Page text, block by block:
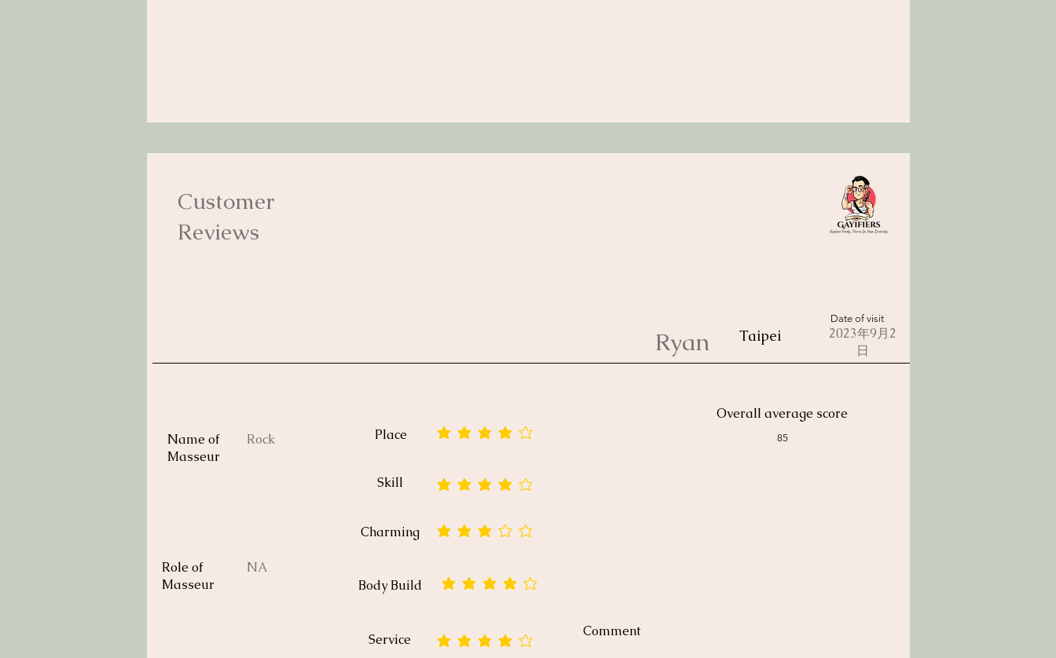
Customer
Reviews
Ryan Taipei
Date of visit
2023年9月2
日
Overall average score
Name of
Masseur
Rock
Role of
Masseur
NA
Place 平均評価 4 /5
Skill 平均評価 4 /5
Charming 平均評価 3 /5
Body Build 平均評価 4 /5
Service 平均評価 4 /5
85
Comment